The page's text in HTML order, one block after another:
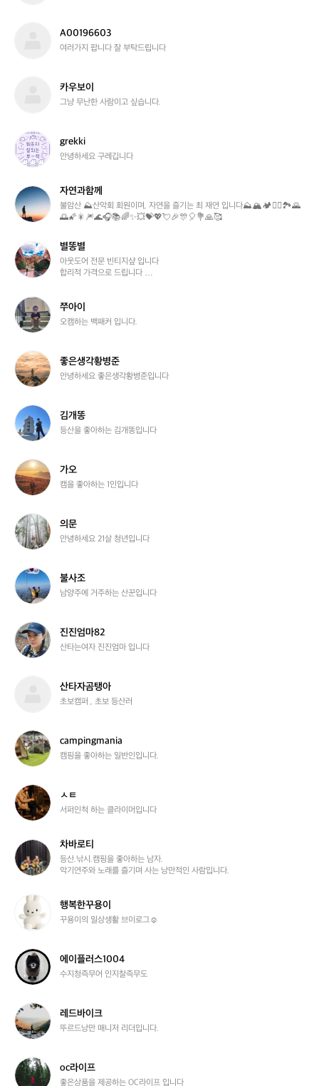
3
A00196603
여러가지 팝니다 잘 부탁드립니다
카우보이
그냥 무난한 사람이고 싶습니다.
g
r
k
i
grekki
안녕하세요 구레깁니다
자
연
과
께
자연과함께
불암산 ⛰️산악회 회원이며, 자연을 즐기는 최 재연 입니다⛰️🏔️🏕️🧗‍♂️🏞️🌄
🌅🌠🎇🎆🌊🎧📚🌈✨💥💝💖💘🎉🎊🎈💐🙏🥰
별
똥
별
별똥별
아웃도어 전문 빈티지샾 입니다
합리적 가격으로 드립니다
쭈
아
이
쭈아이
오캠하는 백패커 입니다.
좋
은
생
황
병
준
좋은생각황병준
안녕하세요 좋은생각황병준입니다
김
개
똥
김개똥
등산을 좋아하는 김개똥입니다
가
오
가오
캠을 좋아하는 1인입니다
의
문
의문
안녕하세요 21살 청년입니다
불
사
조
불사조
남양주에 거주하는 산꾼입니다
진
진
엄
진진엄마82
산타는여자 진진엄마 입니다
탱
아
산타자곰탱아
초보캠퍼 , 초보 등산러
c
a
m
i
n
g
a
n
campingmania
캠핑을 좋아하는 일반인입니다.
ㅅ
ㅌ
ㅅㅌ
서퍼인척 하는 클라이머입니다
차
바
로
차바로티
등산.낚시.캠핑을 좋아하는 남자.
악기연주와 노래를 즐기며 사는 낭만적인 사람입니다.
행
복
한
용
이
행복한꾸용이
꾸용이의 일상생활 브이로그☺️
에
이
플
스
1
0
4
에이플러스1004
수지청즉무어 인지찰즉무도
레
드
바
크
레드바이크
뚜르드낭만 매니저 리더입니다.
o
c
oc라이프
좋은상품을 제공하는 OC라이프 입니다